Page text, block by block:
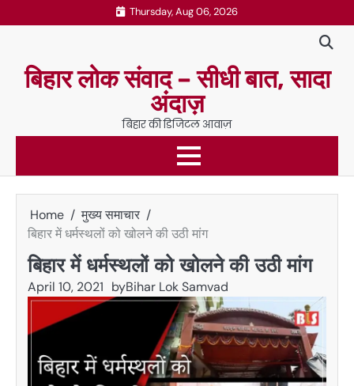
to
Thursday, Aug 06, 2026
बिहार लोक संवाद – सीधी बात, सादा
अंदाज़
बिहार की डिजिटल आवाज़
Home
मुख्य समाचार
बिहार में धर्मस्थलों को खोलने की उठी मांग
बिहार में धर्मस्थलों को खोलने की उठी मांग
April 10, 2021 byBihar Lok Samvad